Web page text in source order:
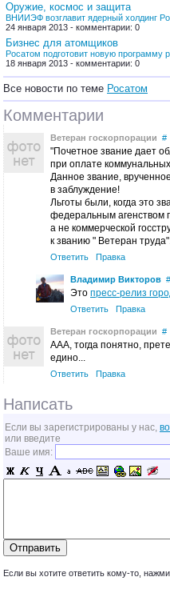
Оружие, космос и защита
ВНИИЭФ возглавит ядерный холдинг
24 января 2013 - комментарии: 0
Бизнес для атомщиков
Росатом подготовит новую программу
18 января 2013 - комментарии: 0
Все новости по теме Росатом
Комментарии
Ветеран госкорпорации #
"Почетное звание дает
при оплате коммунальных
Данное звание,
в заблуждение!
Льготы были, когда это
федеральным агенством
а не коммерческой
к званию " Ветеран
Ответить Правка
Владимир Викторов #
Это пресс-релиз
Ответить Правка
Ветеран госкорпорации #
ААА, тогда понятно,
едино...
Ответить Правка
Написать
Если вы зарегистрированы у нас,
или введите
Ваше имя:
Если вы хотите ответить кому-то,